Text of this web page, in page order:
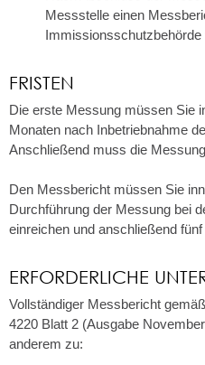
Messstelle einen
Immissionsschutzbehörde
FRISTEN
Die erste Messung müssen Sie
Monaten nach Inbetriebnahme
Anschließend muss die
Den Messbericht müssen Sie
Durchführung der Messung bei
einreichen und anschließend
ERFORDERLICHE
Vollständiger Messbericht
4220 Blatt 2 (Ausgabe
anderem zu: